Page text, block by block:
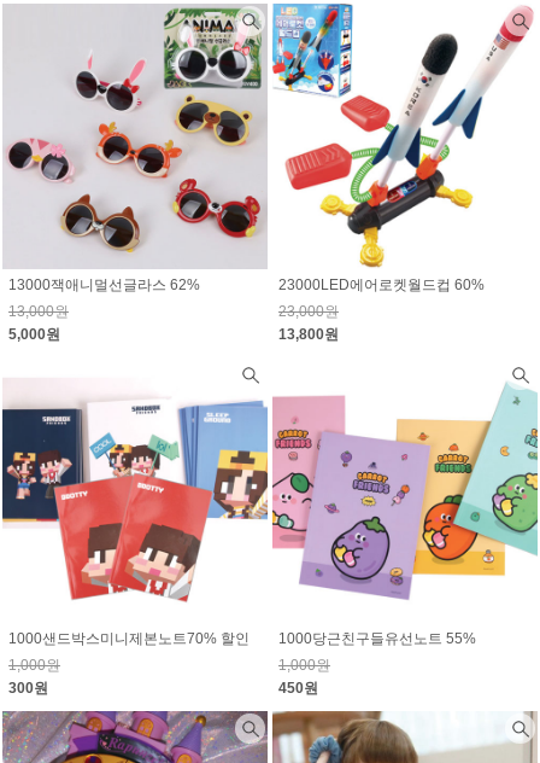
13000잭애니멀선글라스 62%
13,000원
5,000원
23000LED에어로켓월드컵 60%
23,000원
13,800원
1000샌드박스미니제본노트70% 할인
1,000원
300원
1000당근친구들유선노트 55%
1,000원
450원